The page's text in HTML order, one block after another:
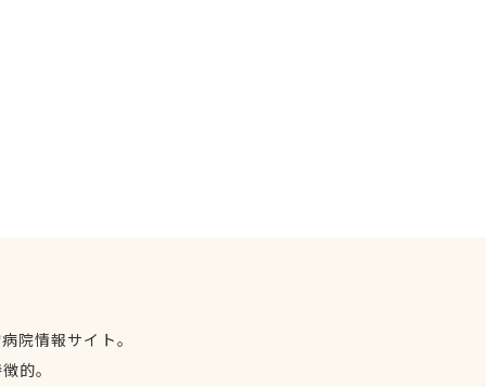
院情報サイト。
的。